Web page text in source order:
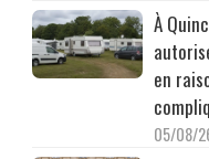
À
en
05/08/